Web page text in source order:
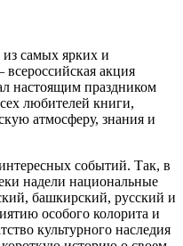
самых ярких и
акция
настоящим праздником
любителей книги,
атмосферу, знания и
событий. Так, в
надели национальные
башкирский, русский и
особого колорита и
культурного наследия